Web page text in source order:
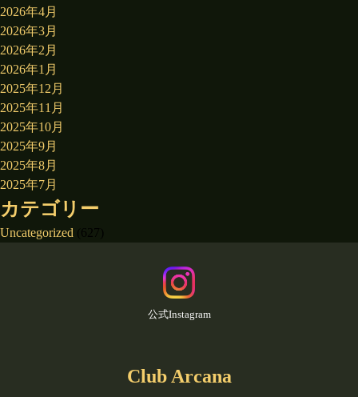
2026年4月
2026年3月
2026年2月
2026年1月
2025年12月
2025年11月
2025年10月
2025年9月
2025年8月
2025年7月
カテゴリー
Uncategorized
公式Instagram
Club Arcana